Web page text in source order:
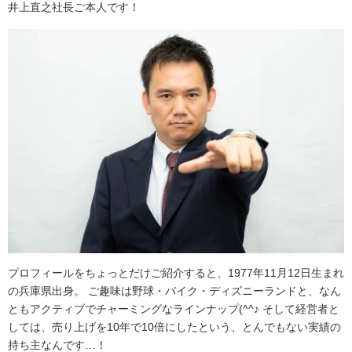
井上直之社長ご本人です！
プロフィールをちょっとだけご紹介すると、1977年11月12日生まれ
の兵庫県出身。 ご趣味は野球・バイク・ディズニーランドと、なん
ともアクティブでチャーミングなラインナップ(^^♪ そして経営者と
しては、売り上げを10年で10倍にしたという、とんでもない実績の
持ち主なんです…！